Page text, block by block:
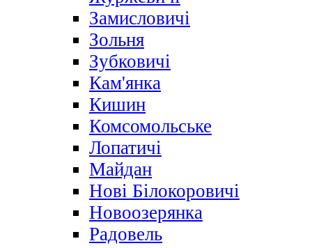
Замисловичі
Зольня
Зубковичі
Кам'янка
Кишин
Комсомольське
Лопатичі
Майдан
Нові Білокоровичі
Новоозерянка
Радовель